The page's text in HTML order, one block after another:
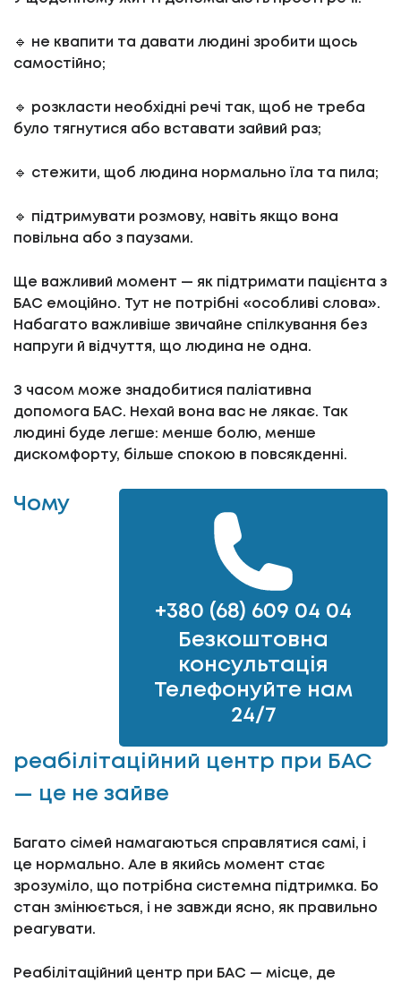
🔹 не квапити та давати людині зробити щось
самостійно;
🔹 розкласти необхідні речі так, щоб не треба
було тягнутися або вставати зайвий раз;
🔹 стежити, щоб людина нормально їла та пила;
🔹 підтримувати розмову, навіть якщо вона
повільна або з паузами.
Ще важливий момент — як підтримати пацієнта з
БАС емоційно. Тут не потрібні «особливі слова».
Набагато важливіше звичайне спілкування без
напруги й відчуття, що людина не одна.
З часом може знадобитися паліативна
допомога БАС. Нехай вона вас не лякає. Так
людині буде легше: менше болю, менше
дискомфорту, більше спокою в повсякденні.
+380 (68) 609 04 04
Безкоштовна
консультація
Телефонуйте нам
24/7
Чому
реабілітаційний центр при БАС
— це не зайве
Багато сімей намагаються справлятися самі, і
це нормально. Але в якийсь момент стає
зрозуміло, що потрібна системна підтримка. Бо
стан змінюється, і не завжди ясно, як правильно
реагувати.
Реабілітаційний центр при БАС — місце, де